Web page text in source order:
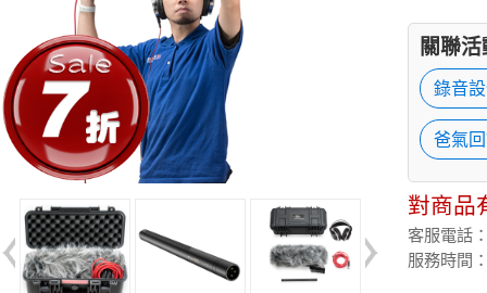
關聯
錄音
爸氣
對商品
客服電話
服務時間